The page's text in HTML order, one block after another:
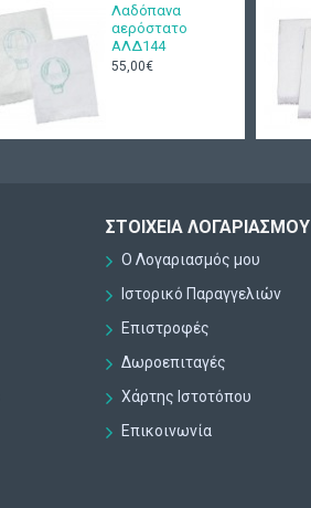
Λαδόπανα
αερόστατο
ΑΛΔ144
55,00€
ΣΤΟΙΧΕΊΑ ΛΟΓΑΡΙΑΣΜΟΎ
Ο Λογαριασμός μου
Ιστορικό Παραγγελιών
Επιστροφές
Δωροεπιταγές
Χάρτης Ιστοτόπου
Επικοινωνία